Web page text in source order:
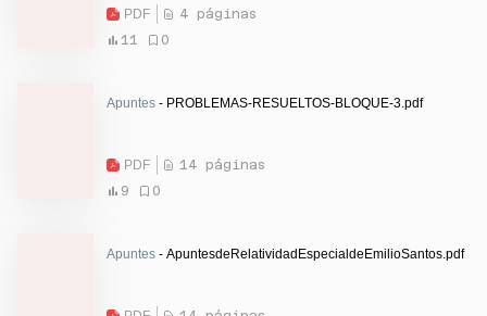
PDF
4 páginas
11
0
Apuntes - PROBLEMAS-RESUELTOS-BLOQUE-3.pdf
PDF
14 páginas
9
0
Apuntes - ApuntesdeRelatividadEspecialdeEmilioSantos.pdf